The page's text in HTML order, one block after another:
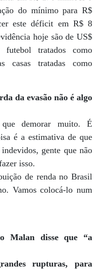
do mínimo para R$
este déficit em R$ 8
hoje são de US$
tratados como
casas tratadas como
da evasão não é algo
demorar muito. É
é a estimativa de que
gente que não
isso.
de renda no Brasil
Vamos colocá-lo num
Malan disse que “a
rupturas, para